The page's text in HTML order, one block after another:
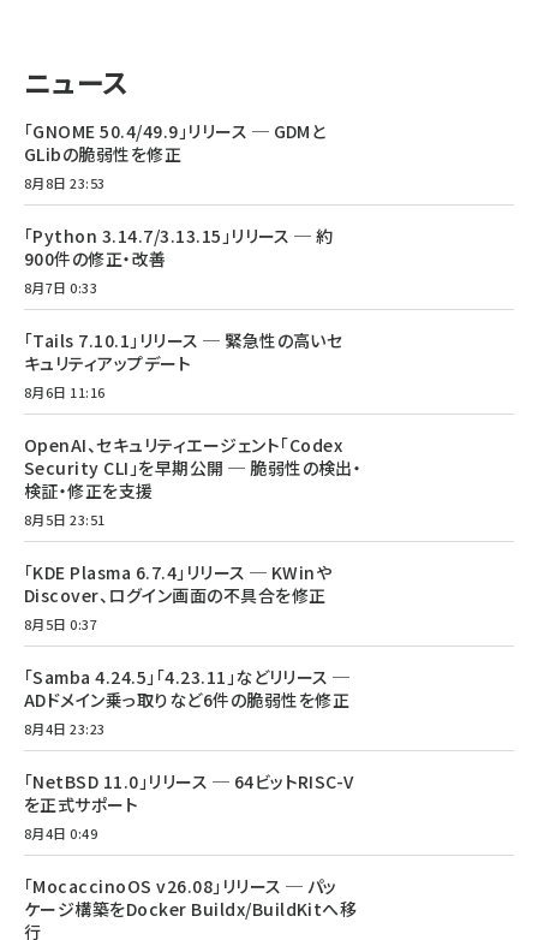
ニュース
「GNOME 50.4/49.9」リリース ─ GDMと
GLibの脆弱性を修正
8月8日 23:53
「Python 3.14.7/3.13.15」リリース ─ 約
900件の修正・改善
8月7日 0:33
「Tails 7.10.1」リリース ─ 緊急性の高いセ
キュリティアップデート
8月6日 11:16
OpenAI、セキュリティエージェント「Codex
Security CLI」を早期公開 ─ 脆弱性の検出・
検証・修正を支援
8月5日 23:51
「KDE Plasma 6.7.4」リリース ─ KWinや
Discover、ログイン画面の不具合を修正
8月5日 0:37
「Samba 4.24.5」「4.23.11」などリリース ─
ADドメイン乗っ取りなど6件の脆弱性を修正
8月4日 23:23
「NetBSD 11.0」リリース ─ 64ビットRISC-V
を正式サポート
8月4日 0:49
「MocaccinoOS v26.08」リリース ─ パッ
ケージ構築をDocker Buildx/BuildKitへ移
行